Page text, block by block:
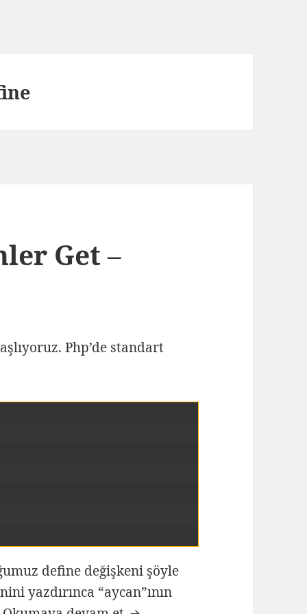
Get –
Php’de standart
define değişkeni şöyle
yazdırınca “aycan”ının